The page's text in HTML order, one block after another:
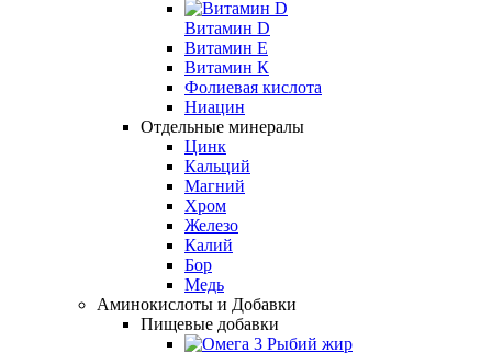
Витамин D
Витамин Е
Витамин К
Фолиевая кислота
Ниацин
Отдельные минералы
Цинк
Кальций
Магний
Хром
Железо
Калий
Бор
Медь
Аминокислоты и Добавки
Пищевые добавки